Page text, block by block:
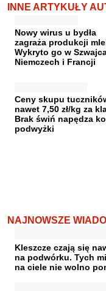
INNE ARTYKUŁY
Nowy wirus u bydła
zagraża produkcji
Wykryto go w
Niemczech i Francji
Ceny skupu
nawet 7,50 zł/kg za
Brak świń napędza
podwyżki
NAJNOWSZE
Kleszcze czają się
na podwórku. Tych
na ciele nie wolno